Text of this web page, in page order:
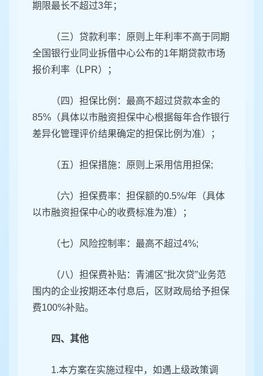
期限最长不超过3年；
（三）贷款利率：原则上年利率不高于同期
全国银行业同业拆借中心公布的1年期贷款市场
报价利率（LPR）；
（四）担保比例：最高不超过贷款本金的
85%（具体以市融资担保中心根据每年合作银行
差异化管理评价结果确定的担保比例为准）；
（五）担保措施：原则上采用信用担保;
（六）担保费率：担保额的0.5%/年（具体
以市融资担保中心的收费标准为准）；
（七）风险控制率：最高不超过4%;
（八）担保费补贴：青浦区“批次贷”业务范
围内的企业按期还本付息后，区财政局给予担保
费100%补贴。
四、其他
1.本方案在实施过程中，如遇上级政策调